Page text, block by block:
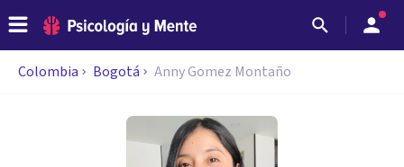
Colombia Bogotá Anny Gomez Montaño